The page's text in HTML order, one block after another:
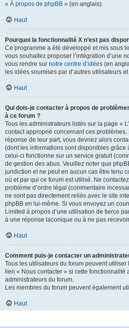
« À propos de phpBB » (en anglais).
Haut
Pourquoi la fonctionnalité X n’est pas
Ce programme a été développé et mis sous
vous souhaitez proposer l’intégration d’une
vous rendre sur notre centre d’idées (en
les idées soumises par d’autres utilisateurs
Haut
Qui dois-je contacter à propos de
à ce forum ?
Tous les administrateurs listés sur la page «
contact approprié concernant ces problèmes.
réponse de leur part, vous devriez alors
(dont les informations sont disponibles grâce
celui-ci fonctionne sur un service gratuit
de gestion des abus. Veuillez noter que
juridiction et ne peut en aucun cas être tenu
où et par qui ce forum est utilisé. Ne
problème d’ordre légal (commentaire
ne sont pas directement reliés avec le site
phpBB en lui-même. Si vous envoyez un
Limited à propos d’une utilisation de tierce
à une réponse laconique ou à ne pas
Haut
Comment puis-je contacter un
Tous les utilisateurs du forum peuvent
lien « Nous contacter » si cette fonctionnalité
administrateurs du forum.
Les membres du forum peuvent également
Haut